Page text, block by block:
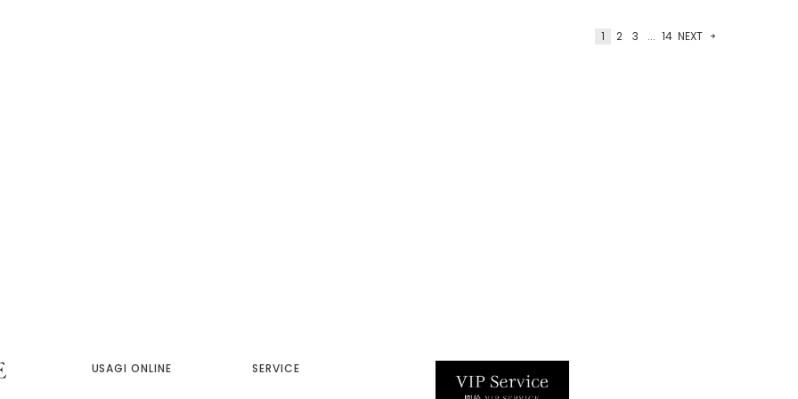
1 2 3 ... 14 NEXT
USAGI ONLINE SERVICE